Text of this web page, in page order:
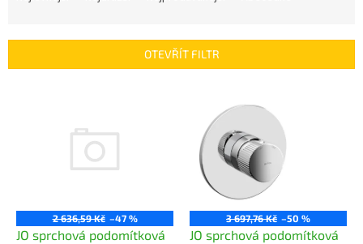
í
OTEVŘÍT FILTR
2 636,59 Kč –47 %
JO sprchová podomítková
3 697,76 Kč –50 %
JO sprchová podomítková